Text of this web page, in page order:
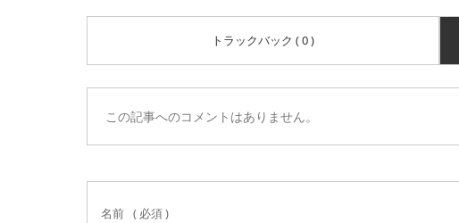
トラックバック ( 0 )
この記事へのコメントはありません。
名前 ( 必須 )